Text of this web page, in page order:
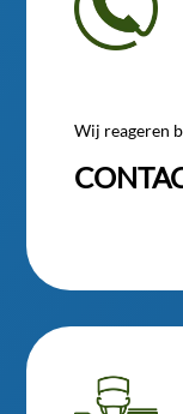
Wij reageren